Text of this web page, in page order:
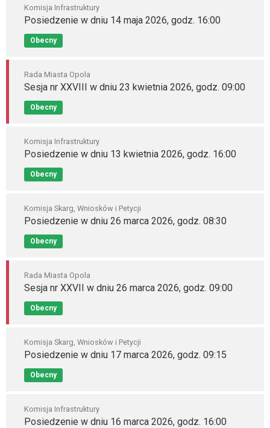
Komisja Infrastruktury
Posiedzenie w dniu 14 maja 2026, godz. 16:00
Obecny
Rada Miasta Opola
Sesja nr XXVIII w dniu 23 kwietnia 2026, godz. 09:00
Obecny
Komisja Infrastruktury
Posiedzenie w dniu 13 kwietnia 2026, godz. 16:00
Obecny
Komisja Skarg, Wniosków i Petycji
Posiedzenie w dniu 26 marca 2026, godz. 08:30
Obecny
Rada Miasta Opola
Sesja nr XXVII w dniu 26 marca 2026, godz. 09:00
Obecny
Komisja Skarg, Wniosków i Petycji
Posiedzenie w dniu 17 marca 2026, godz. 09:15
Obecny
Komisja Infrastruktury
Posiedzenie w dniu 16 marca 2026, godz. 16:00